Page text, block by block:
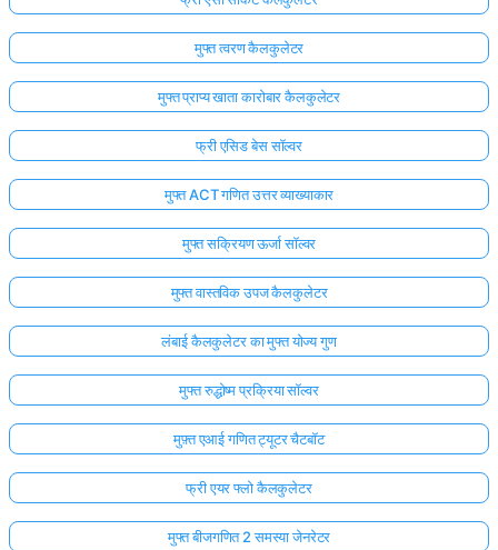
मुफ्त त्वरण कैलकुलेटर
मुफ्त प्राप्य खाता कारोबार कैलकुलेटर
फ्री एसिड बेस सॉल्वर
मुफ्त ACT गणित उत्तर व्याख्याकार
मुफ्त सक्रियण ऊर्जा सॉल्वर
मुफ्त वास्तविक उपज कैलकुलेटर
लंबाई कैलकुलेटर का मुफ्त योज्य गुण
मुफ्त रुद्धोष्म प्रक्रिया सॉल्वर
मुफ़्त एआई गणित ट्यूटर चैटबॉट
फ्री एयर फ्लो कैलकुलेटर
मुफ्त बीजगणित 2 समस्या जेनरेटर